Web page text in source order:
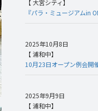
【 大宮シティ】
『パラ・ミュージアムin
2025年10月8日
【 浦和中】
10月23日オープン例会開
2025年9月9日
【 浦和中】